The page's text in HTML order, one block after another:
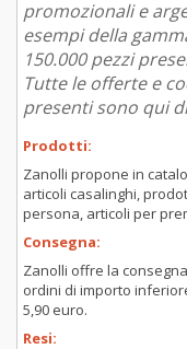
promozionali e
esempi della
150.000 pezzi
Tutte le offerte e
presenti sono qui
Prodotti:
Zanolli propone in
articoli casalinghi,
persona, articoli per
Consegna:
Zanolli offre la
ordini di importo
5,90 euro.
Resi: